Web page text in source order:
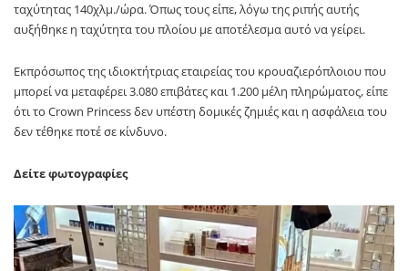
ταχύτητας 140χλμ./ώρα. Όπως τους είπε, λόγω της ριπής αυτής
αυξήθηκε η ταχύτητα του πλοίου με αποτέλεσμα αυτό να γείρει.
Εκπρόσωπος της ιδιοκτήτριας εταιρείας του κρουαζιερόπλοιου που
μπορεί να μεταφέρει 3.080 επιβάτες και 1.200 μέλη πληρώματος, είπε
ότι το Crown Princess δεν υπέστη δομικές ζημιές και η ασφάλεια του
δεν τέθηκε ποτέ σε κίνδυνο.
Δείτε φωτογραφίες